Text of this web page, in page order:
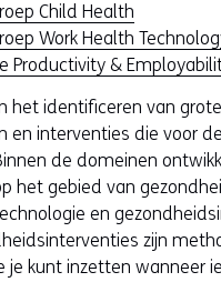
Child Health
Work Health
Productivity &
het identificeren van
en interventies die voor
de domeinen
het gebied van
en
zijn
je kunt inzetten wanneer